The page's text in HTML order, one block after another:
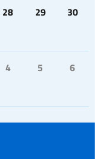
28 29 30
4 5 6